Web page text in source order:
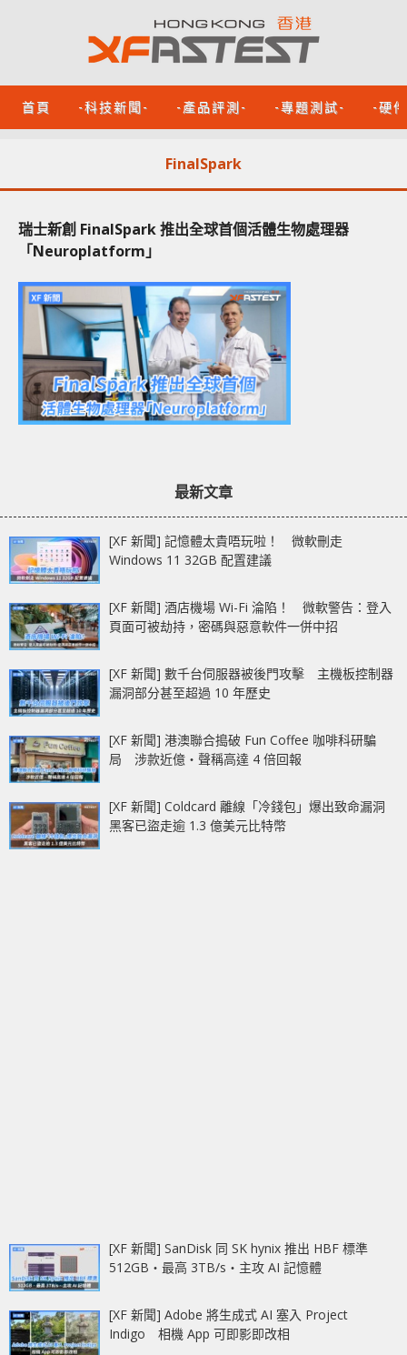
首頁 -科技新聞- -產品評測- -專題測試- -硬
FinalSpark
瑞士新創 FinalSpark 推出全球首個活體生物處理器
「Neuroplatform」
最新文章
[XF 新聞] 記憶體太貴唔玩啦！ 微軟刪走
Windows 11 32GB 配置建議
[XF 新聞] 酒店機場 Wi-Fi 淪陷！ 微軟警告：登入
頁面可被劫持，密碼與惡意軟件一併中招
[XF 新聞] 數千台伺服器被後門攻擊 主機板控制器
漏洞部分甚至超過 10 年歷史
[XF 新聞] 港澳聯合搗破 Fun Coffee 咖啡科研騙
局 涉款近億‧聲稱高達 4 倍回報
[XF 新聞] Coldcard 離線「冷錢包」爆出致命漏洞
黑客已盜走逾 1.3 億美元比特幣
[XF 新聞] SanDisk 同 SK hynix 推出 HBF 標準
512GB‧最高 3TB/s‧主攻 AI 記憶體
[XF 新聞] Adobe 將生成式 AI 塞入 Project
Indigo 相機 App 可即影即改相